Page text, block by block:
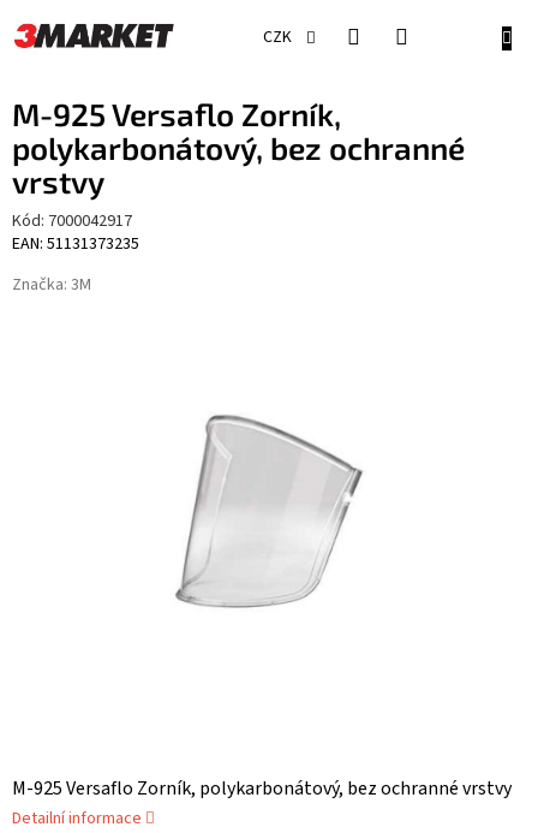
na
obsah
CZK
M-925 Versaflo Zorník,
polykarbonátový, bez ochranné
vrstvy
Kód: 7000042917
EAN: 51131373235
Značka: 3M
M-925 Versaflo Zorník, polykarbonátový, bez ochranné vrstvy
Detailní informace